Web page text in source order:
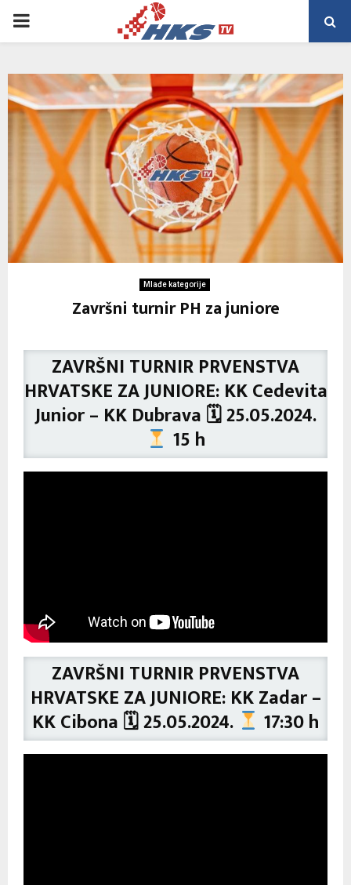
PRIMARY
Mlađe kategorije
Završni turnir PH za juniore
ZAVRŠNI TURNIR PRVENSTVA
HRVATSKE ZA JUNIORE: KK Cedevita
Junior – KK Dubrava 🗓 25.05.2024.
15 h
ZAVRŠNI TURNIR PRVENSTVA
HRVATSKE ZA JUNIORE: KK Zadar –
KK Cibona 🗓 25.05.2024. 17:30 h